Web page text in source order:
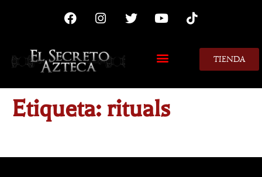
TIENDA
Etiqueta: rituals